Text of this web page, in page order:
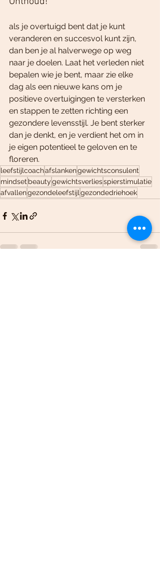
als je overtuigd bent dat je kunt
veranderen en succesvol kunt zijn,
dan ben je al halverwege op weg
naar je doelen. Laat het verleden niet
bepalen wie je bent, maar zie elke
dag als een nieuwe kans om je
positieve overtuigingen te versterken
en stappen te zetten richting een
gezondere levensstijl. Je bent sterker
dan je denkt, en je verdient het om in
je eigen potentieel te geloven en te
floreren.
leefstijlcoachafslankengewichtsconsulent
mindset beautygewichtsverliesspierstimulatie
afvallengezondeleefstijl gezondedriehoek